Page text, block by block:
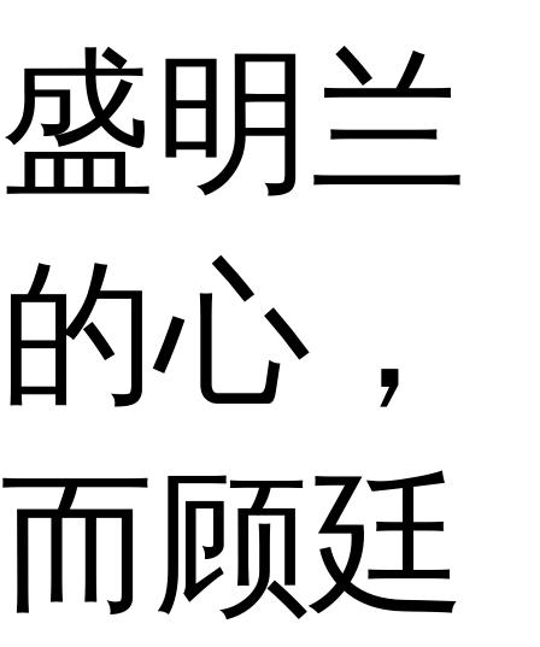
盛明兰
的心，
而顾廷